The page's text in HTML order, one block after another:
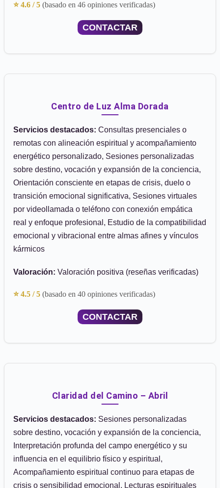
⭐ 4.6 / 5 (basado en 46 opiniones verificadas)
CONTACTAR
Centro de Luz Alma Dorada
Servicios destacados: Consultas presenciales o
remotas con alineación espiritual y acompañamiento
energético personalizado, Sesiones personalizadas
sobre destino, vocación y expansión de la conciencia,
Orientación consciente en etapas de crisis, duelo o
transición emocional significativa, Sesiones virtuales
por videollamada o teléfono con conexión empática
real y enfoque profesional, Estudio de la compatibilidad
emocional y vibracional entre almas afines y vínculos
kármicos
Valoración: Valoración positiva (reseñas verificadas)
⭐ 4.5 / 5 (basado en 40 opiniones verificadas)
CONTACTAR
Claridad del Camino – Abril
Servicios destacados: Sesiones personalizadas
sobre destino, vocación y expansión de la conciencia,
Interpretación profunda del campo energético y su
influencia en el equilibrio físico y espiritual,
Acompañamiento espiritual continuo para etapas de
crisis o sensibilidad emocional, Lecturas espirituales